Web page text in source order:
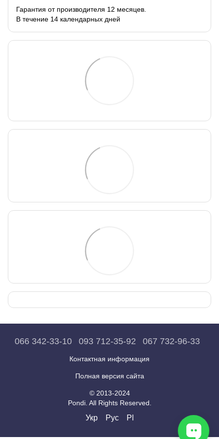
Гарантия от производителя 12 месяцев.
В течение 14 календарных дней
066 342-33-10 093 712-35-92 067 732-96-33
Контактная информация
Полная версия сайта
© 2013-2024
Pondi. All Rights Reserved.
Укр Рус Pl